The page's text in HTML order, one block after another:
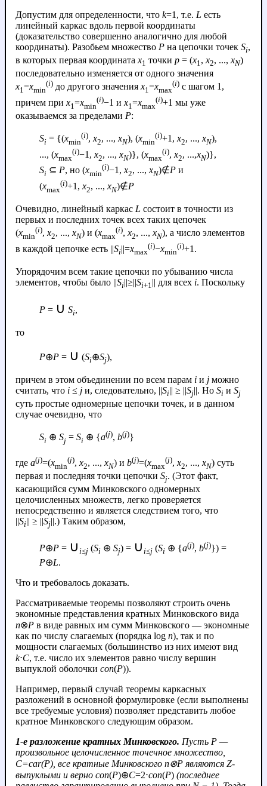
Допустим для определенности, что k=1, т.е. L есть
линейный каркас вдоль первой координаты
(доказательство совершенно аналогично для любой
координаты). Разобьем множество P на цепочки точек Si,
в которых первая координата x1 точки p = (x1, x2, ..., xN)
последовательно изменяется от одного значения
x1 =xmin
(i) до другого значенияx1 =xmax
(i) с шагом 1,
причем при x1 =xmin
(i)−1 и x1 =xmax
(i)+1 мы уже
оказываемся за пределами P:
Si = {(xmin
(i),x2, ...,xN), (xmin
(i)+1,x2, ...,xN),
..., (xmax
(i)−1, x2, ..., xN)}, (xmax
(i), x2, ...,xN)},
Si ⊆ P, но (xmin
(i)−1,x2, ...,xN)∉P и
(xmax
(i)+1, x2, ..., xN)∉P
Очевидно, линейный каркас L состоит в точности из
первых и последних точек всех таких цепочек
(xmin
(i),x2, ...,xN) и (xmax
(i),x2, ...,xN), а число элементов
в каждой цепочке есть ||Si||=xmax
(i)−xmin
(i)+1 .
Упорядочим всем такие цепочки по убыванию числа
элементов, чтобы было ||Si||≥||Si+1|| для всех i. Поскольку
P = ∪ Si,
то
P⊕P = ∪ (Si⊕Sj),
причем в этом объединении по всем парам i и j можно
считать, что i ≤ j и, следовательно, ||Si|| ≥ ||Sj||. Но Si и Sj
суть простые одномерные цепочки точек, и в данном
случае очевидно, что
Si ⊕ Sj = Si ⊕ {a(j), b(j)}
где a(j)=(xmin
(j), x2, ..., xN) и b(j)=(xmax
(j), x2, ..., xN) суть
первая и последняя точки цепочки Sj. (Этот факт,
касающийся сумм Минковского одномерных
целочисленных множеств, легко проверяется
непосредственно и является следствием того, что
||Si|| ≥ ||Sj||.) Таким образом,
P⊕P = ∪ i≤j (Si ⊕ Sj) = ∪ i≤j (Si ⊕ {a(j), b(j)}) =
P⊕L.
Что и требовалось доказать.
Рассматриваемые теоремы позволяют строить очень
экономные представления кратных Минковского вида
n⊗P в виде равных им сумм Минковского — экономные
как по числу слагаемых (порядка log n), так и по
мощности слагаемых (большинство из них имеют вид
k⋅C, т.е. число их элементов равно числу вершин
выпуклой оболочки con(P)).
Например, первый случай теоремы каркасных
разложений в основной формулировке (если выполнены
все требуемые условия) позволяет представить любое
кратное Минковского следующим образом.
1-е разложение кратных Минковского. Пусть P —
произвольное целочисленное точечное множество,
C=car(P), все кратные Минковского n⊗P являются Z-
выпуклыми и верно con(P)⊕C=2⋅con(P) (последнее